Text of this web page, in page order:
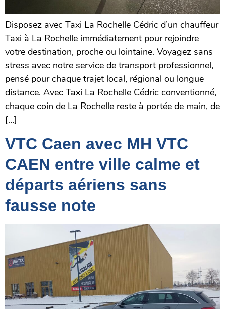
Disposez avec Taxi La Rochelle Cédric d’un chauffeur
Taxi à La Rochelle immédiatement pour rejoindre
votre destination, proche ou lointaine. Voyagez sans
stress avec notre service de transport professionnel,
pensé pour chaque trajet local, régional ou longue
distance. Avec Taxi La Rochelle Cédric conventionné,
chaque coin de La Rochelle reste à portée de main, de
[…]
VTC Caen avec MH VTC
CAEN entre ville calme et
départs aériens sans
fausse note